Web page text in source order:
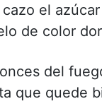
el
de color
del
que quede